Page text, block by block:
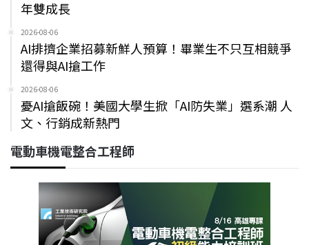
年雙成長
2026-08-06
AI排擠企業招募新鮮人預算！畢業生不只互相競爭
還得與AI搶工作
2026-08-06
憂AI搶飯碗！美國大學生掀「AI防失業」選系潮 人
文、行銷成新熱門
電動車機電整合工程師